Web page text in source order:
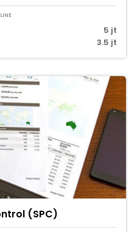
5 jt
3.5 jt
(SPC)